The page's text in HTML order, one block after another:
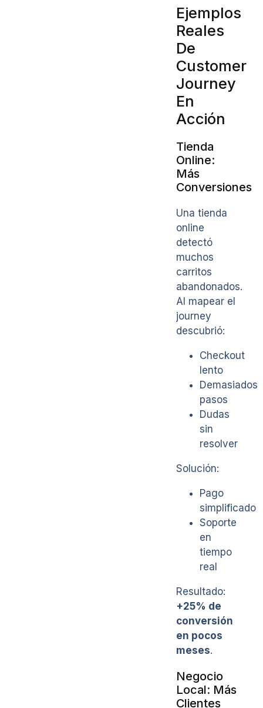
Ejemplos
Reales
De
Customer
Journey
En
Acción
Tienda
Online:
Más
Conversiones
Una tienda
online
detectó
muchos
carritos
abandonados.
Al mapear el
journey
descubrió:
Checkout
lento
Demasiados
pasos
Dudas
sin
resolver
Solución:
Pago
simplificado
Soporte
en
tiempo
real
Resultado:
+25% de
conversión
en pocos
meses.
Negocio
Local: Más
Clientes